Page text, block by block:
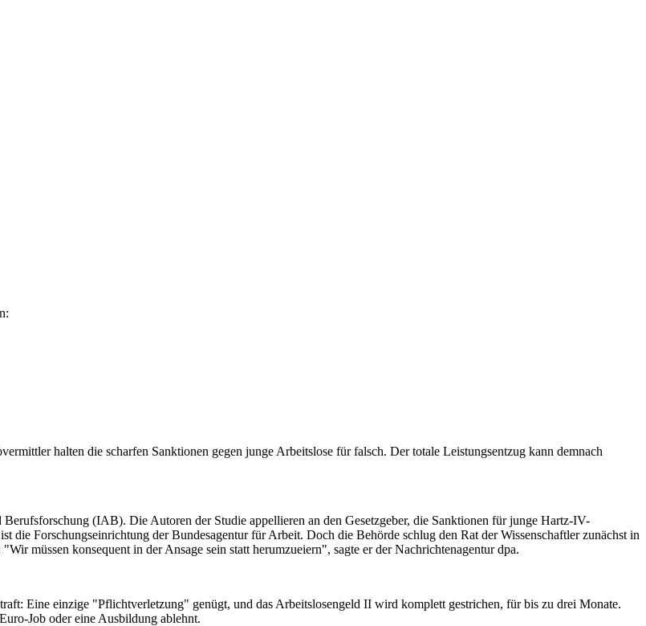
halten die scharfen Sanktionen gegen junge Arbeitslose für falsch. Der totale Leistungsentzug kann demnach
(IAB). Die Autoren der Studie appellieren an den Gesetzgeber, die Sanktionen für junge Hartz-IV-
Forschungseinrichtung der Bundesagentur für Arbeit. Doch die Behörde schlug den Rat der Wissenschaftler zunächst in
müssen konsequent in der Ansage sein statt herumzueiern", sagte er der Nachrichtenagentur dpa.
Eine einzige "Pflichtverletzung" genügt, und das Arbeitslosengeld II wird komplett gestrichen, für bis zu drei Monate.
Job oder eine Ausbildung ablehnt.